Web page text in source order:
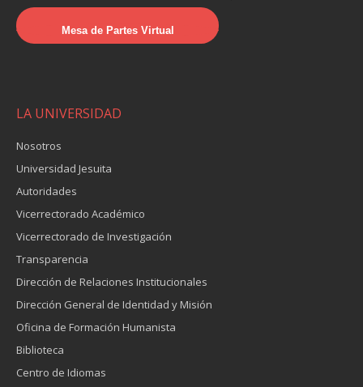
Mesa de Partes Virtual
LA UNIVERSIDAD
Nosotros
Universidad Jesuita
Autoridades
Vicerrectorado Académico
Vicerrectorado de Investigación
Transparencia
Dirección de Relaciones Institucionales
Dirección General de Identidad y Misión
Oficina de Formación Humanista
Biblioteca
Centro de Idiomas